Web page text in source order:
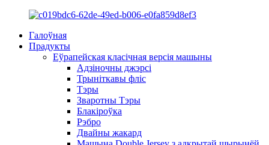
Галоўная
Прадукты
Еўрапейская класічная версія машыны
Адзіночны джэрсі
Трыніткавы фліс
Тэры
Зваротны Тэры
Блакіроўка
Рэбро
Двайны жакард